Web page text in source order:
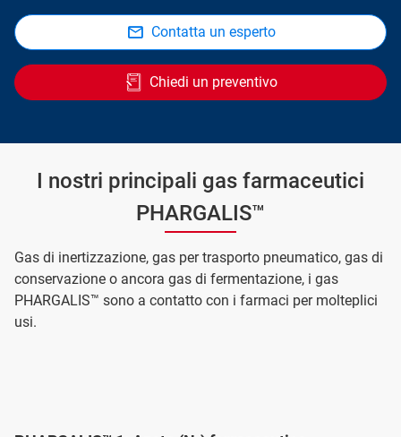
Contatta un esperto
Chiedi un preventivo
I nostri principali gas farmaceutici
PHARGALIS™
Gas di inertizzazione, gas per trasporto pneumatico, gas di
conservazione o ancora gas di fermentazione, i gas
PHARGALIS™ sono a contatto con i farmaci per molteplici
usi.